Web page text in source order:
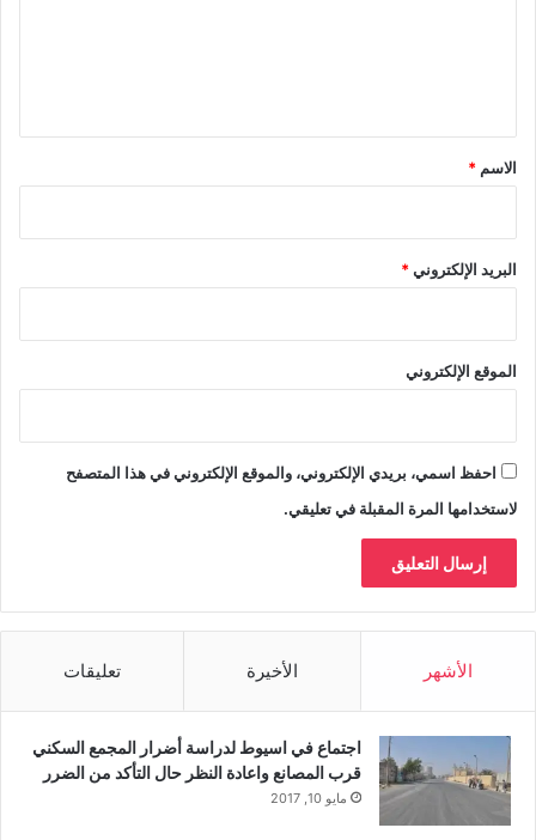
*
الاسم *
البريد الإلكتروني*
الموقع الإلكتروني
احفظ اسمي، بريدي الإلكتروني، والموقع الإلكتروني في هذا المتصفح
لاستخدامها المرة المقبلة في تعليقي.
الأشهر الأخيرة تعليقات
اجتماع في اسيوط لدراسة أضرار المجمع السكني
قرب المصانع واعادة النظر حال التأكد من الضرر
مايو 10, 2017